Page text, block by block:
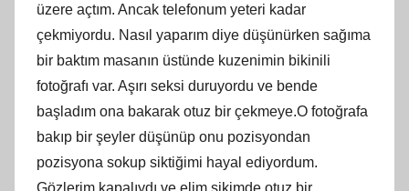
üzere açtım. Ancak telefonum yeteri kadar
çekmiyordu. Nasıl yaparım diye düşünürken sağıma
bir baktım masanın üstünde kuzenimin bikinili
fotoğrafı var. Aşırı seksi duruyordu ve bende
başladım ona bakarak otuz bir çekmeye.O fotoğrafa
bakıp bir şeyler düşünüp onu pozisyondan
pozisyona sokup siktiğimi hayal ediyordum.
Gözlerim kapalıydı ve elim sikimde otuz bir